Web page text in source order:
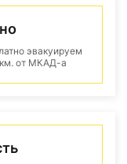
эвакуируем
от МКАД-а